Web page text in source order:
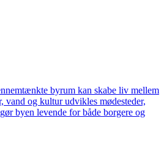
byrum kan skabe liv mellem
vand og kultur udvikles mødesteder,
byen levende for både borgere og